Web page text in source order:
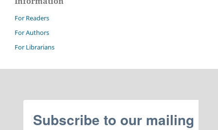
For Readers
For Authors
For Librarians